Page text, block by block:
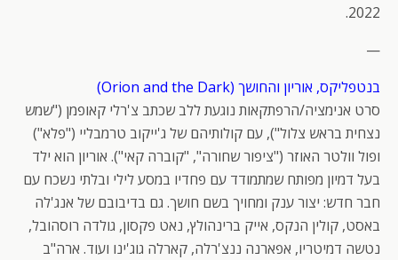
2022.
—
בנטפליקס, אוריון והחושך (Orion and the Dark)
סרט אנימציה/הרפתקאות נוגעת ללב שכתב צ'רלי קאופמן ("שמש
נצחית בראש צלול"), עם קולותיהם של ג'ייקוב טרמבליי ("פלא")
ופול וולטר האוזר ("ציפור שחורה", "קוברה קאי"). אוריון הוא ילד
בעל דמיון מפותח שמתמודד עם פחדיו במסע לילי ובלתי נשכח עם
חבר חדש: יצור ענק ומחויך בשם חושך. גם בדיבובם של אנג'לה
באסט, קולין הנקס, אייק ברינהולץ, נאט פקסון, גולדה רוסהובל,
נטשה דמיטריו, אפארנה ננצ'רלה, קארלה גוג'ינו ועוד. ארה"ב